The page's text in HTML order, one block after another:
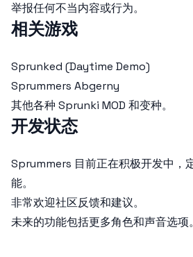
举报任何不当内容或行为。
相关游戏
Sprunked (Daytime Demo)
Sprummers Abgerny
其他各种 Sprunki MOD 和变种。
开发状态
Sprummers 目前正在积极开发中，
能。
非常欢迎社区反馈和建议。
未来的功能包括更多角色和声音选项。